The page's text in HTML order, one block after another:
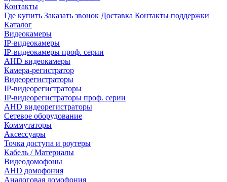
Контакты
Где купить Заказать звонок Доставка Контакты поддержки
Каталог
Видеокамеры
IP-видеокамеры
IP-видеокамеры проф. серии
AHD видеокамеры
Камера-регистратор
Видеорегистраторы
IP-видеорегистраторы
IP-видеорегистраторы проф. серии
AHD видеорегистраторы
Сетевое оборудование
Коммутаторы
Аксессуары
Точка доступа и роутеры
Кабель / Материалы
Видеодомофоны
AHD домофония
Аналоговая домофония